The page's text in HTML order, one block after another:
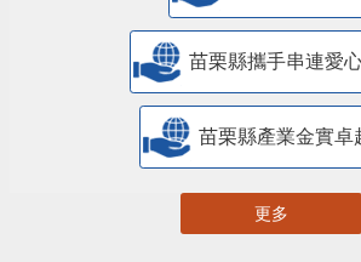
苗栗縣攜手串連愛
苗栗縣產業金實卓
更多